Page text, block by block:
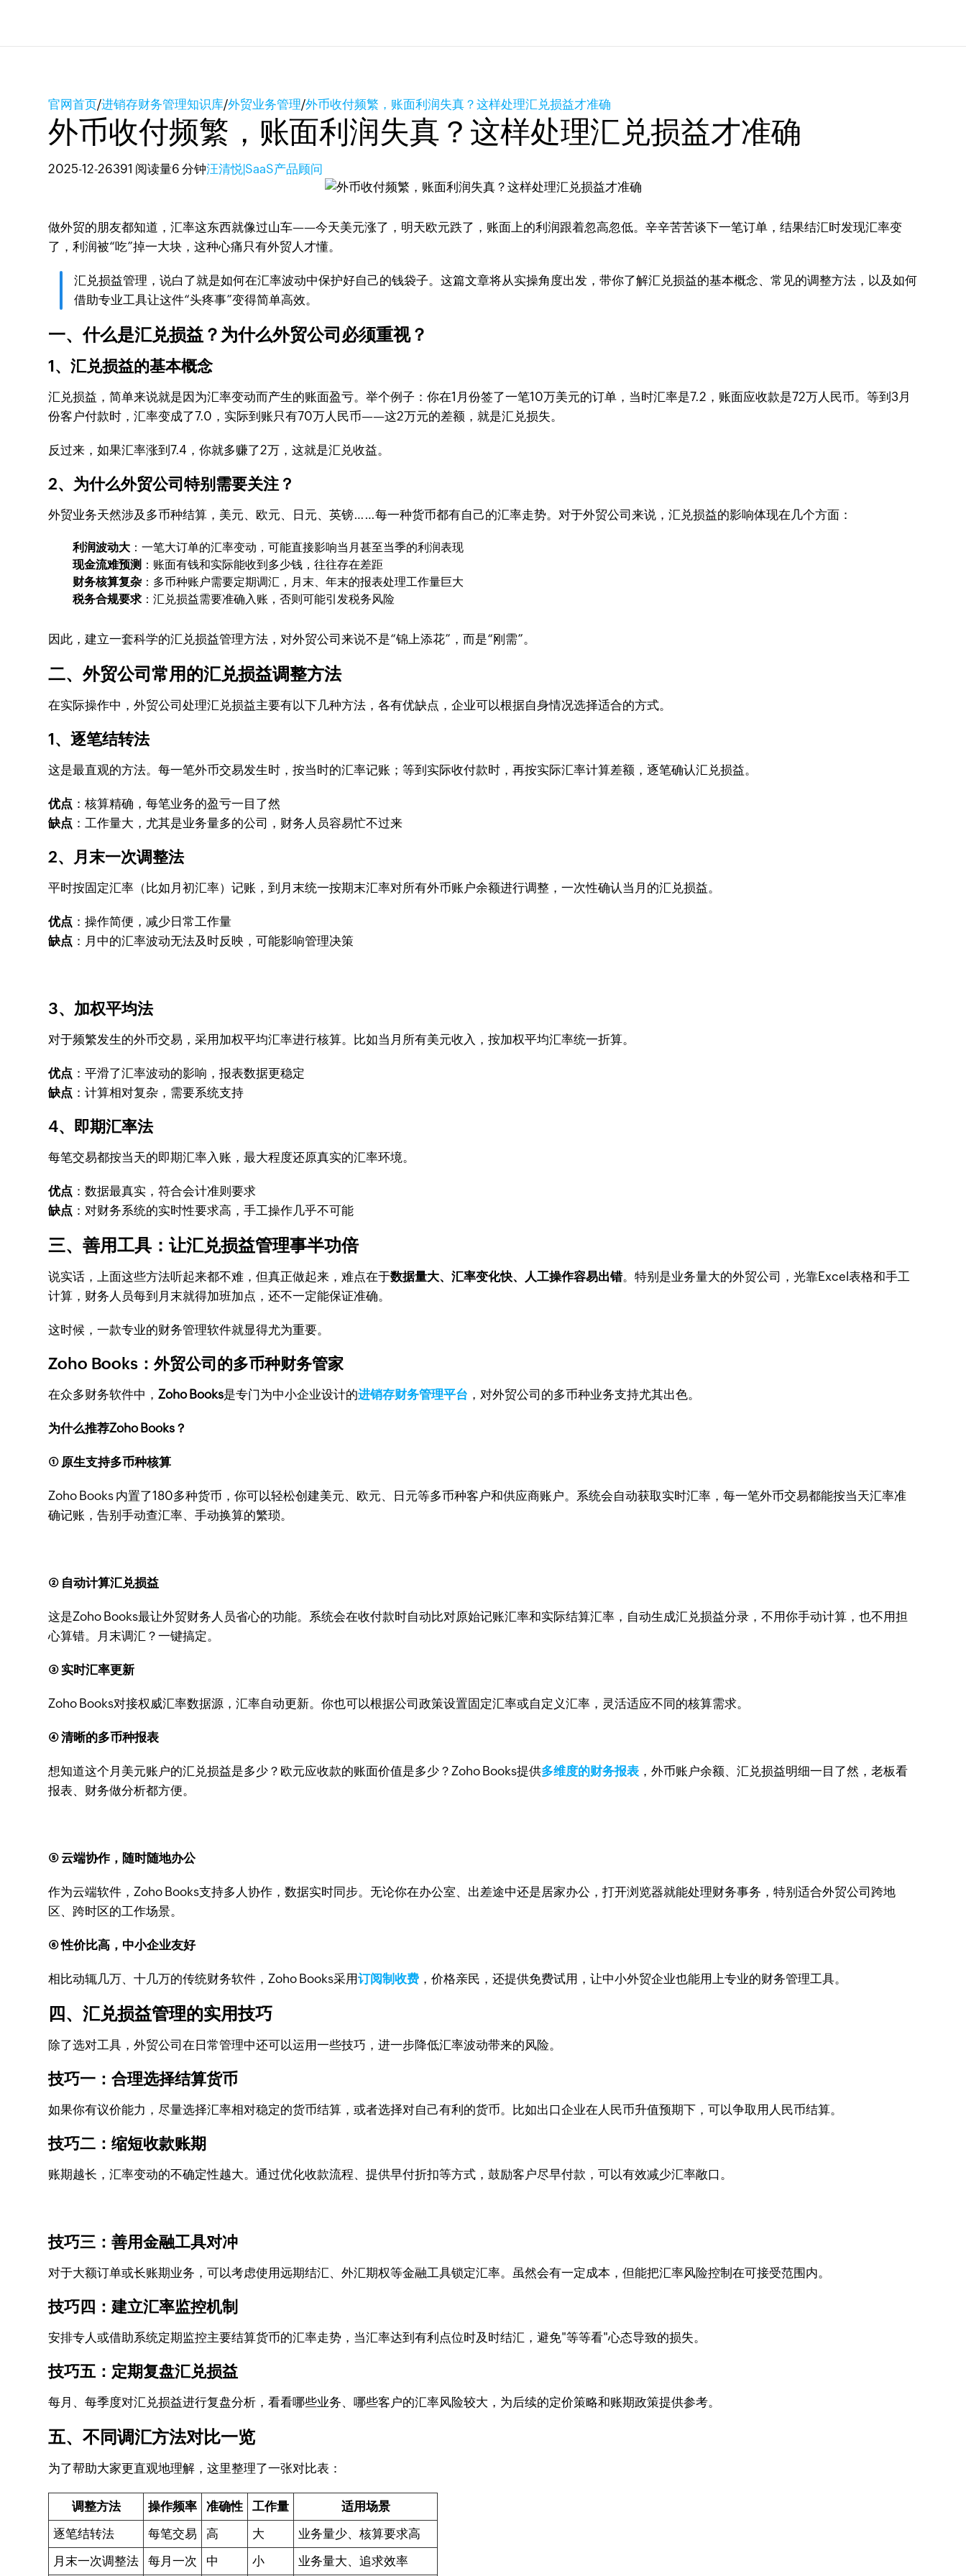
官网首页/进销存财务管理知识库/外贸业务管理/外币收付频繁，账面利润失真？这样处理汇兑损益才准确
外币收付频繁，账面利润失真？这样处理汇兑损益才准确
2025-12-26391 阅读量6 分钟汪清悦|SaaS产品顾问
做外贸的朋友都知道，汇率这东西就像过山车——今天美元涨了，明天欧元跌了，账面上的利润跟着忽高忽低。辛辛苦苦谈下一笔订单，结果结汇时发现汇率变
了，利润被“吃”掉一大块，这种心痛只有外贸人才懂。
汇兑损益管理，说白了就是如何在汇率波动中保护好自己的钱袋子。这篇文章将从实操角度出发，带你了解汇兑损益的基本概念、常见的调整方法，以及如何
借助专业工具让这件“头疼事”变得简单高效。
一、什么是汇兑损益？为什么外贸公司必须重视？
1、汇兑损益的基本概念
汇兑损益，简单来说就是因为汇率变动而产生的账面盈亏。举个例子：你在1月份签了一笔10万美元的订单，当时汇率是7.2，账面应收款是72万人民币。等到3月
份客户付款时，汇率变成了7.0，实际到账只有70万人民币——这2万元的差额，就是汇兑损失。
反过来，如果汇率涨到7.4，你就多赚了2万，这就是汇兑收益。
2、为什么外贸公司特别需要关注？
外贸业务天然涉及多币种结算，美元、欧元、日元、英镑……每一种货币都有自己的汇率走势。对于外贸公司来说，汇兑损益的影响体现在几个方面：
利润波动大 ：一笔大订单的汇率变动，可能直接影响当月甚至当季的利润表现
现金流难预测 ：账面有钱和实际能收到多少钱，往往存在差距
财务核算复杂 ：多币种账户需要定期调汇，月末、年末的报表处理工作量巨大
税务合规要求：汇兑损益需要准确入账，否则可能引发税务风险
因此，建立一套科学的汇兑损益管理方法，对外贸公司来说不是“锦上添花”，而是“刚需”。
二、外贸公司常用的汇兑损益调整方法
在实际操作中，外贸公司处理汇兑损益主要有以下几种方法，各有优缺点，企业可以根据自身情况选择适合的方式。
1、逐笔结转法
这是最直观的方法。每一笔外币交易发生时，按当时的汇率记账；等到实际收付款时，再按实际汇率计算差额，逐笔确认汇兑损益。
优点 ：核算精确，每笔业务的盈亏一目了然
缺点 ：工作量大，尤其是业务量多的公司，财务人员容易忙不过来
2、月末一次调整法
平时按固定汇率（比如月初汇率）记账，到月末统一按期末汇率对所有外币账户余额进行调整，一次性确认当月的汇兑损益。
优点 ：操作简便，减少日常工作量
缺点 ：月中的汇率波动无法及时反映，可能影响管理决策
3、加权平均法
对于频繁发生的外币交易，采用加权平均汇率进行核算。比如当月所有美元收入，按加权平均汇率统一折算。
优点 ：平滑了汇率波动的影响，报表数据更稳定
缺点 ：计算相对复杂，需要系统支持
4、即期汇率法
每笔交易都按当天的即期汇率入账，最大程度还原真实的汇率环境。
优点 ：数据最真实，符合会计准则要求
缺点 ：对财务系统的实时性要求高，手工操作几乎不可能
三、善用工具：让汇兑损益管理事半功倍
说实话，上面这些方法听起来都不难，但真正做起来，难点在于数据量大、汇率变化快、人工操作容易出错。特别是业务量大的外贸公司，光靠Excel表格和手工
计算，财务人员每到月末就得加班加点，还不一定能保证准确。
这时候，一款专业的财务管理软件就显得尤为重要。
Zoho Books：外贸公司的多币种财务管家
在众多财务软件中，Zoho Books是专门为中小企业设计的进销存财务管理平台 ，对外贸公司的多币种业务支持尤其出色。
为什么推荐Zoho Books？
① 原生支持多币种核算
Zoho Books 内置了180多种货币，你可以轻松创建美元、欧元、日元等多币种客户和供应商账户。系统会自动获取实时汇率，每一笔外币交易都能按当天汇率准
确记账，告别手动查汇率、手动换算的繁琐。
② 自动计算汇兑损益
这是Zoho Books最让外贸财务人员省心的功能。系统会在收付款时自动比对原始记账汇率和实际结算汇率，自动生成汇兑损益分录，不用你手动计算，也不用担
心算错。月末调汇？一键搞定。
③ 实时汇率更新
Zoho Books对接权威汇率数据源，汇率自动更新。你也可以根据公司政策设置固定汇率或自定义汇率，灵活适应不同的核算需求。
④ 清晰的多币种报表
想知道这个月美元账户的汇兑损益是多少？欧元应收款的账面价值是多少？Zoho Books提供多维度的财务报表 ，外币账户余额、汇兑损益明细一目了然，老板看
报表、财务做分析都方便。
⑤ 云端协作，随时随地办公
作为云端软件，Zoho Books支持多人协作，数据实时同步。无论你在办公室、出差途中还是居家办公，打开浏览器就能处理财务事务，特别适合外贸公司跨地
区、跨时区的工作场景。
⑥ 性价比高，中小企业友好
相比动辄几万、十几万的传统财务软件，Zoho Books采用订阅制收费 ，价格亲民，还提供免费试用，让中小外贸企业也能用上专业的财务管理工具。
四、汇兑损益管理的实用技巧
除了选对工具，外贸公司在日常管理中还可以运用一些技巧，进一步降低汇率波动带来的风险。
技巧一：合理选择结算货币
如果你有议价能力，尽量选择汇率相对稳定的货币结算，或者选择对自己有利的货币。比如出口企业在人民币升值预期下，可以争取用人民币结算。
技巧二：缩短收款账期
账期越长，汇率变动的不确定性越大。通过优化收款流程、提供早付折扣等方式，鼓励客户尽早付款，可以有效减少汇率敞口。
技巧三：善用金融工具对冲
对于大额订单或长账期业务，可以考虑使用远期结汇、外汇期权等金融工具锁定汇率。虽然会有一定成本，但能把汇率风险控制在可接受范围内。
技巧四：建立汇率监控机制
安排专人或借助系统定期监控主要结算货币的汇率走势，当汇率达到有利点位时及时结汇，避免"等等看"心态导致的损失。
技巧五：定期复盘汇兑损益
每月、每季度对汇兑损益进行复盘分析，看看哪些业务、哪些客户的汇率风险较大，为后续的定价策略和账期政策提供参考。
五、不同调汇方法对比一览
为了帮助大家更直观地理解，这里整理了一张对比表：
调整方法 操作频率 准确性 工作量
适用场景
逐笔结转法
每笔交易 高 大
业务量少、核算要求高
月末一次调整法
每月一次 中 小 业务量大、追求效率